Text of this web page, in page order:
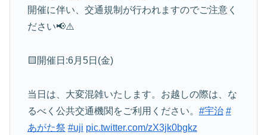
開催に伴い、交通規制が行われますのでご注意く
ださい📢⚠️
🟨開催日:6月5日(金)
当日は、大変混雑いたします。お越しの際は、な
るべく公共交通機関をご利用ください。 #宇治 #
あがた祭 #uji pic.twitter.com/zX3jk0bgkz